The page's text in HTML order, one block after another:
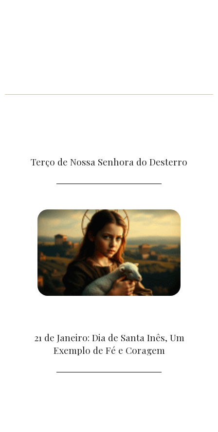
Terço de Nossa Senhora do Desterro
21 de Janeiro: Dia de Santa Inês, Um
Exemplo de Fé e Coragem